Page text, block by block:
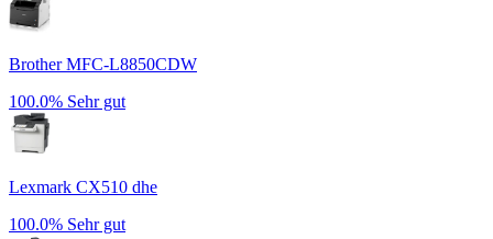
Brother MFC-L8850CDW
100.0% Sehr gut
Lexmark CX510 dhe
100.0% Sehr gut